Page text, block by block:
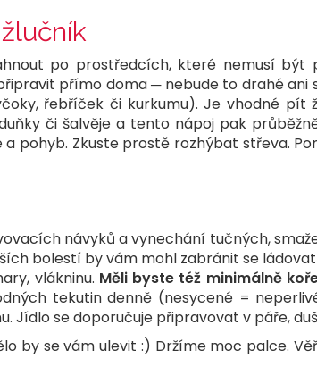
po prostředcích, které nemusí být
přímo doma ─ nebude to drahé
řebříček či kurkumu). Je vhodné
či šalvěje a tento nápoj pak
pohyb. Zkuste prostě rozhýbat střeva.
návyků a vynechání tučných,
bolestí by vám mohl zabránit se
vlákninu. Měli byste též minimálně
tekutin denně (nesycené =
Jídlo se doporučuje připravovat v páře,
by se vám ulevit :) Držíme moc palce.